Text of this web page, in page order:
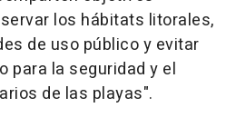
los hábitats litorales,
de uso público y evitar
para la seguridad y el
de las playas".